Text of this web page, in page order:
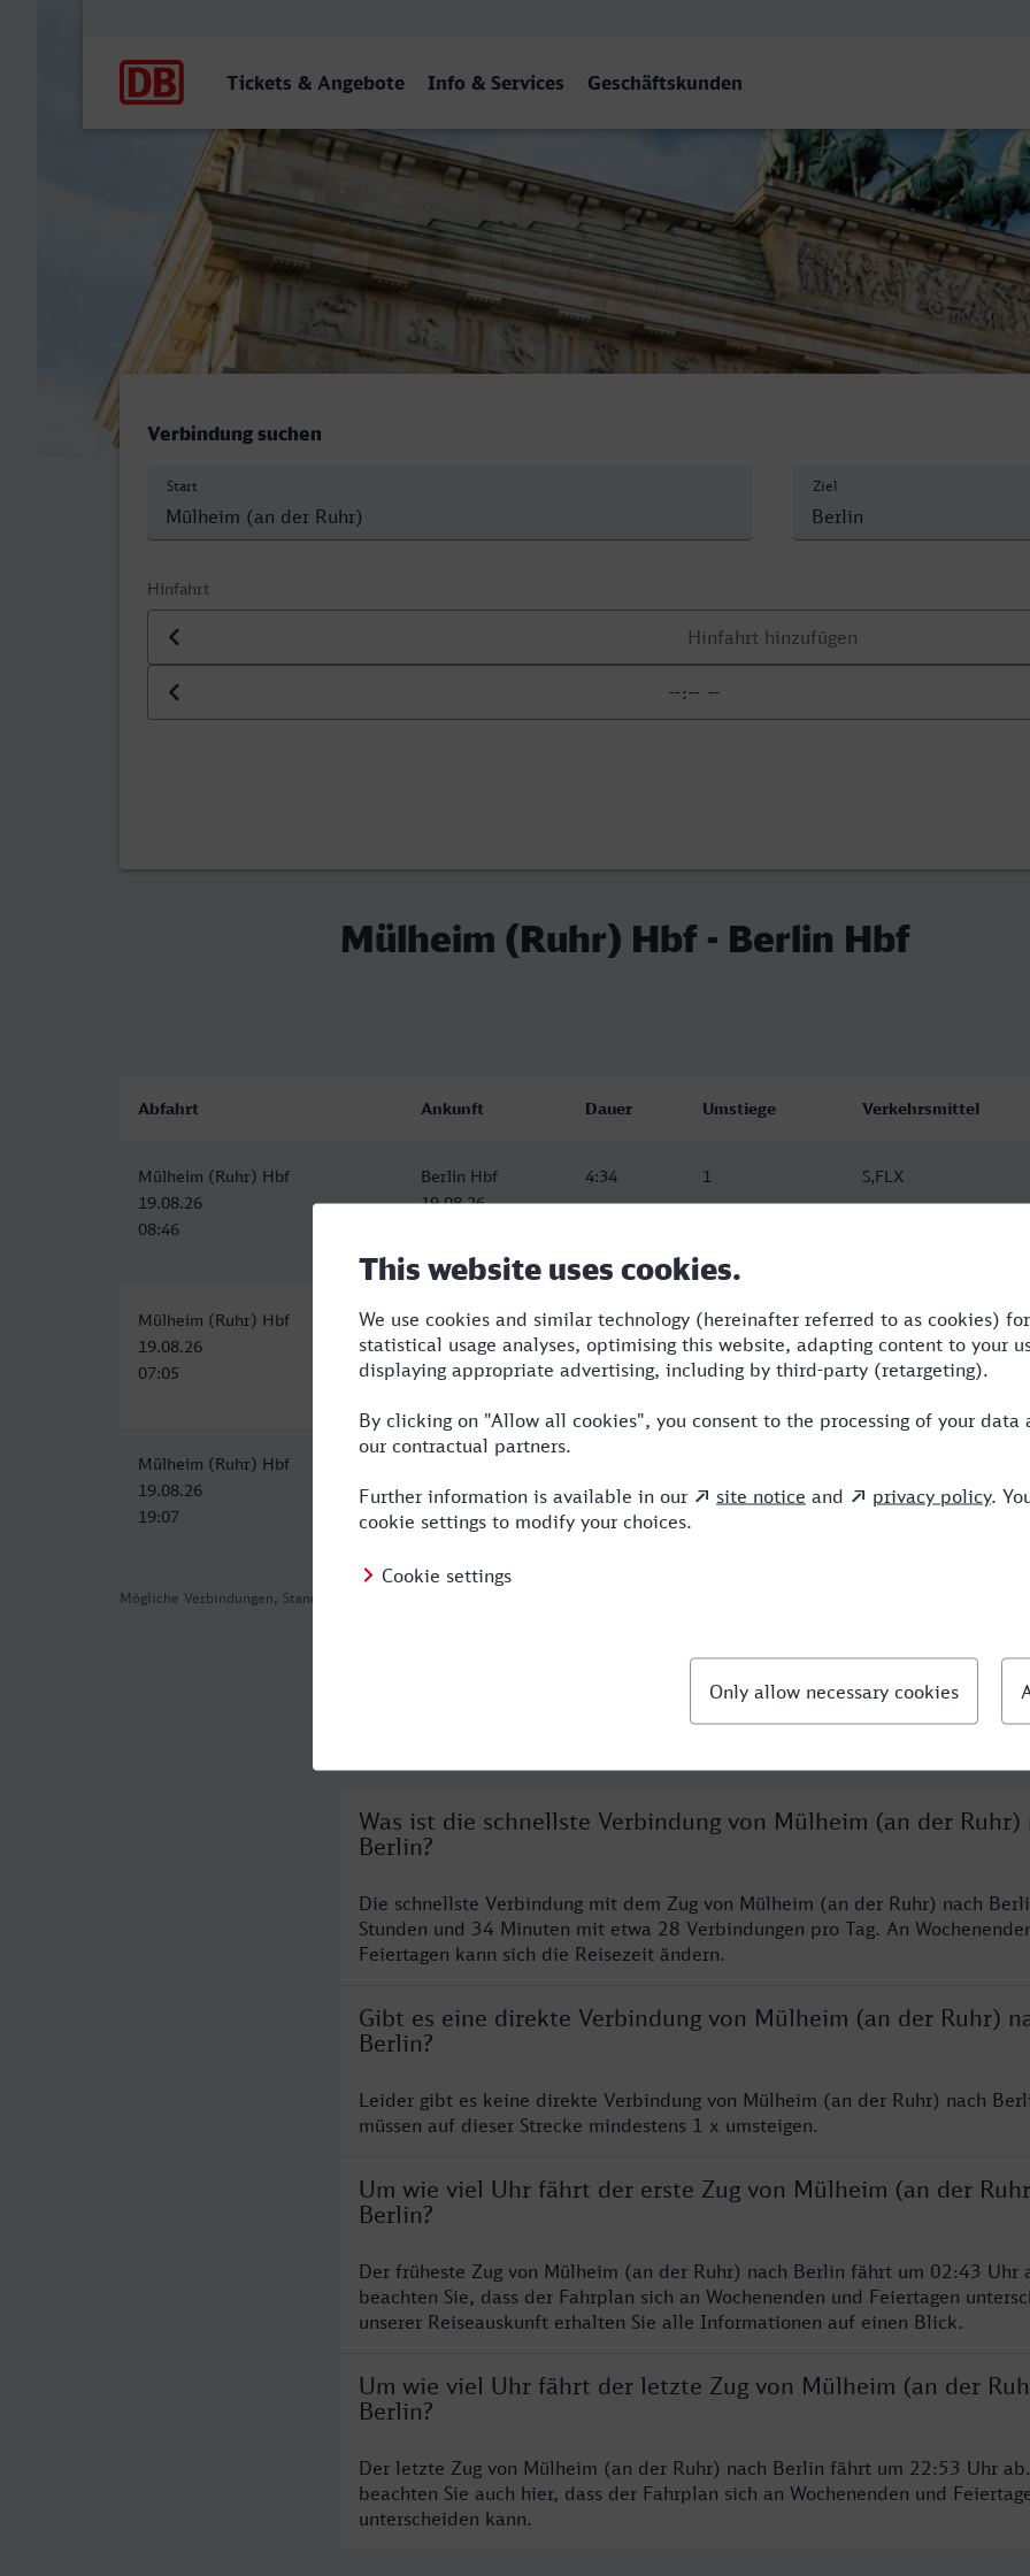
Tickets & Angebote Info & Services Geschäftskunden
Mülheim (Ruhr) Hbf - Berlin Hbf
Verbindung suchen
Start Ziel
Hinfahrt
Datum der Hinfahrt
Uhrzeit der Hinfahrt
Mülheim (Ruhr) Hbf - Berlin Hbf
Mögliche Verbindungen, Stand: 2026-08-05 12:13
Abfahrt Ankunft Dauer Umstiege Verkehrsmittel
Mülheim (Ruhr) Hbf
19.08.26
08:46
Berlin Hbf
19.08.26
4:34 1 S,FLX
Mülheim (Ruhr) Hbf
19.08.26
07:05
Berlin Hbf
19.08.26
12:12
5:07 1 NX,ICE
Mülheim (Ruhr) Hbf
19.08.26
19:07
20.08.26
00:21
Was ist die schnellste Verbindung von Mülheim (an der Ruhr)
Berlin?
Die schnellste Verbindung mit dem Zug von Mülheim (an der Ruhr) nach
Stunden und 34 Minuten mit etwa 28 Verbindungen pro Tag. An
Feiertagen kann sich die Reisezeit ändern.
Gibt es eine direkte Verbindung von Mülheim (an der Ruhr)
Berlin?
Leider gibt es keine direkte Verbindung von Mülheim (an der Ruhr) nach
müssen auf dieser Strecke mindestens 1 x umsteigen.
Um wie viel Uhr fährt der erste Zug von Mülheim (an der
Berlin?
Der früheste Zug von Mülheim (an der Ruhr) nach Berlin fährt um 02:43 Uhr
beachten Sie, dass der Fahrplan sich an Wochenenden und Feiertagen
unserer Reiseauskunft erhalten Sie alle Informationen auf einen Blick.
Um wie viel Uhr fährt der letzte Zug von Mülheim (an der
Berlin?
Der letzte Zug von Mülheim (an der Ruhr) nach Berlin fährt um 22:53 Uhr
beachten Sie auch hier, dass der Fahrplan sich an Wochenenden und
unterscheiden kann.